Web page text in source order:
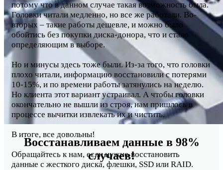
Восстанавливаем данные в 98%
случаев!
потому что в данном случае такая возможность была.
Головки читали медленно, но все же работали. Во-
вторых – такие работы дешевле, и можно было
обойтись без покупки диска-донора, что и стало
определяющим в выборе.
Но и минусы здесь тоже были. Из-за того, что головки
плохо читали, информацию восстановили с потерями
10-15%, и по времени работы затянулись на неделю.
Но клиента этот вариант устраивал. А чтобы головки
окончательно не вышли из строя, нам пришлось в
процессе вычитки извлекать их и чистить.
В итоге, все довольны!
Обращайтесь к нам, если нужно восстановить
данные с жесткого диска, флешки, SSD или RAID.